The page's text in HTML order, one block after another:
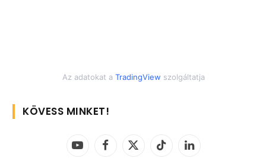
Az adatokat a TradingView szolgáltatja
KÖVESS MINKET!
YouTubeFacebook
X
TikTok LinkedIn